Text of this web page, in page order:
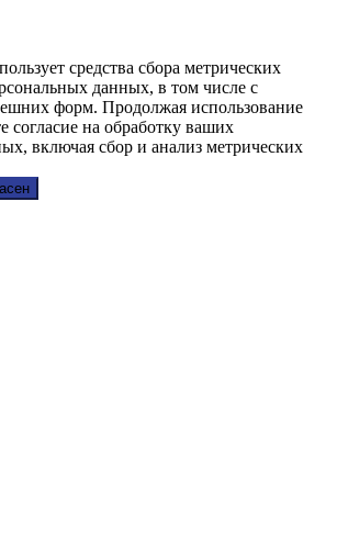
средства сбора метрических
данных, в том числе с
форм. Продолжая использование
согласие на обработку ваших
включая сбор и анализ метрических